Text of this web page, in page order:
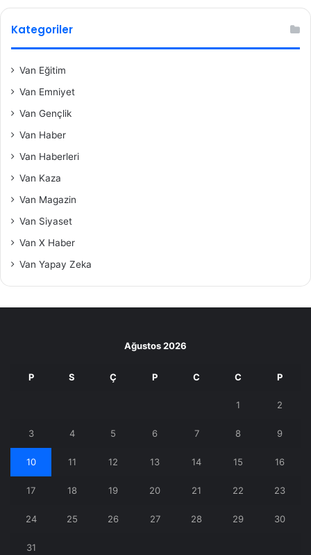
Kategoriler
Van Eğitim
Van Emniyet
Van Gençlik
Van Haber
Van Haberleri
Van Kaza
Van Magazin
Van Siyaset
Van X Haber
Van Yapay Zeka
Ağustos 2026
P S Ç P C C P
1 2
3 4 5 6 7 8 9
10 11 12 13 14 15 16
17 18 19 20 21 22 23
24 25 26 27 28 29 30
31